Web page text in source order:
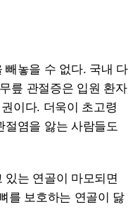
빼놓을 수 없다. 국내 다
릎 관절증은 입원 환자
이다. 더욱이 초고령
절염을 앓는 사람들도
있는 연골이 마모되면
를 보호하는 연골이 닳